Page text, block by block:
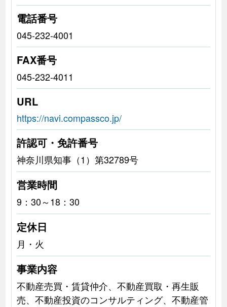
電話番号
045-232-4001
FAX番号
045-232-4011
URL
https://navi.compassco.jp/
許認可・免許番号
神奈川県知事（1）第32789号
営業時間
9：30～18：30
定休日
月・火
事業内容
不動産売買・賃貸仲介、不動産買取・再生販
売、不動産投資のコンサルティング、不動産管